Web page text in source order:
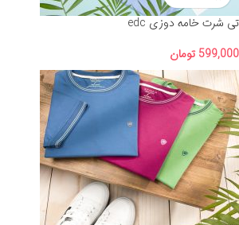
تی شرت خامه دوزی edc
599,000 تومان